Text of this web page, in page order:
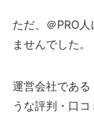
ただ、＠PRO
ませんでした。
運営会社である
うな評判・口コ